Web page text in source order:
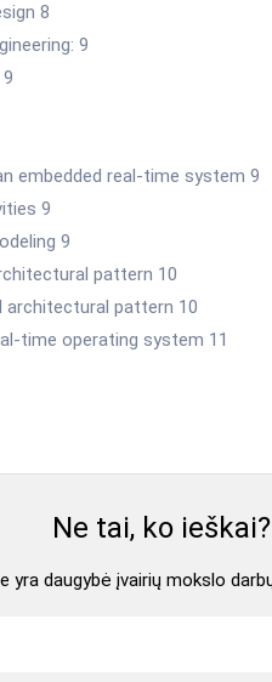
8
9
embedded real-time system 9
9
9
pattern 10
architectural pattern 10
time operating system 11
Ne tai, ko ieškai?
yra daugybė įvairių mokslo